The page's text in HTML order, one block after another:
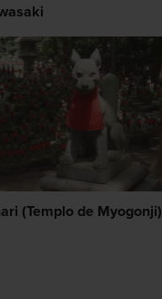
(Templo de Myogonji)